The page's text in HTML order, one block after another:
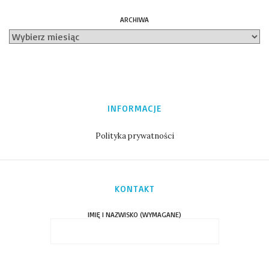
ARCHIWA
INFORMACJE
Polityka prywatności
KONTAKT
IMIĘ I NAZWISKO (WYMAGANE)